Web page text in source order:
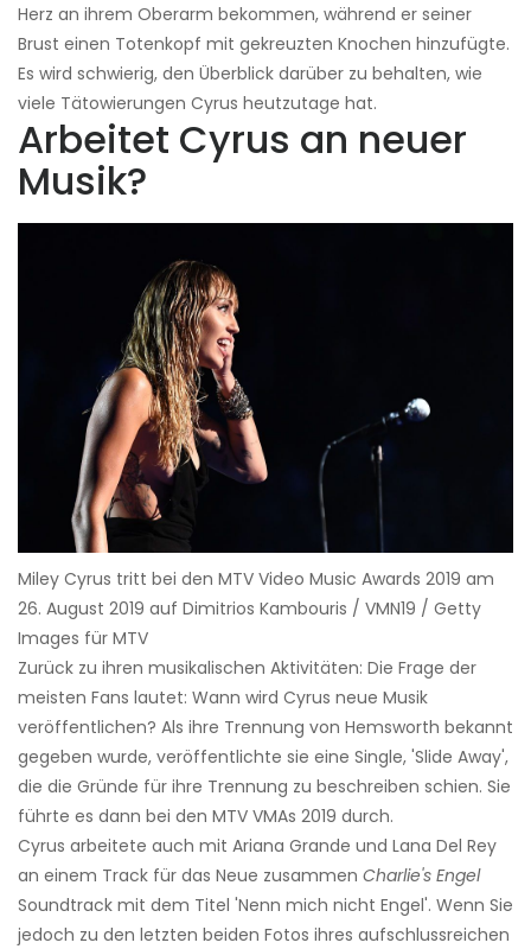
Herz an ihrem Oberarm bekommen, während er seiner
Brust einen Totenkopf mit gekreuzten Knochen hinzufügte.
Es wird schwierig, den Überblick darüber zu behalten, wie
viele Tätowierungen Cyrus heutzutage hat.
Arbeitet Cyrus an neuer
Musik?
Miley Cyrus tritt bei den MTV Video Music Awards 2019 am
26. August 2019 auf Dimitrios Kambouris / VMN19 / Getty
Images für MTV
Zurück zu ihren musikalischen Aktivitäten: Die Frage der
meisten Fans lautet: Wann wird Cyrus neue Musik
veröffentlichen? Als ihre Trennung von Hemsworth bekannt
gegeben wurde, veröffentlichte sie eine Single, 'Slide Away',
die die Gründe für ihre Trennung zu beschreiben schien. Sie
führte es dann bei den MTV VMAs 2019 durch.
Cyrus arbeitete auch mit Ariana Grande und Lana Del Rey
an einem Track für das Neue zusammen Charlie's Engel
Soundtrack mit dem Titel 'Nenn mich nicht Engel'. Wenn Sie
jedoch zu den letzten beiden Fotos ihres aufschlussreichen